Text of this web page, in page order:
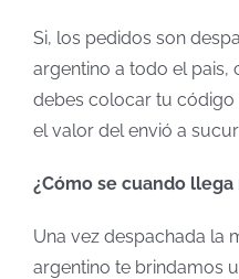
Si, los pedidos son
argentino a todo el pais,
debes colocar tu código
el valor del envió a
¿Cómo se cuando llega
Una vez despachada la
argentino te brindamos